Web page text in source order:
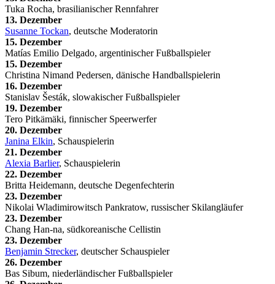
Tuka Rocha, brasilianischer Rennfahrer
13. Dezember
Susanne Tockan, deutsche Moderatorin
15. Dezember
Matías Emilio Delgado, argentinischer Fußballspieler
15. Dezember
Christina Nimand Pedersen, dänische Handballspielerin
16. Dezember
Stanislav Šesták, slowakischer Fußballspieler
19. Dezember
Tero Pitkämäki, finnischer Speerwerfer
20. Dezember
Janina Elkin, Schauspielerin
21. Dezember
Alexia Barlier, Schauspielerin
22. Dezember
Britta Heidemann, deutsche Degenfechterin
23. Dezember
Nikolai Wladimirowitsch Pankratow, russischer Skilangläufer
23. Dezember
Chang Han-na, südkoreanische Cellistin
23. Dezember
Benjamin Strecker, deutscher Schauspieler
26. Dezember
Bas Sibum, niederländischer Fußballspieler